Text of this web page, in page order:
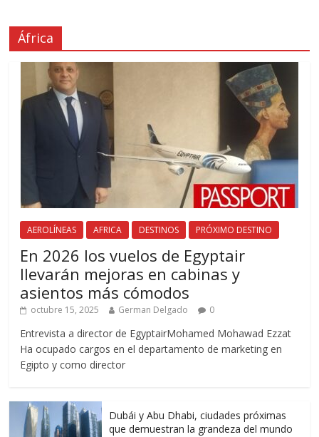
África
AEROLÍNEAS AFRICA DESTINOS PRÓXIMO DESTINO
En 2026 los vuelos de Egyptair
llevarán mejoras en cabinas y
asientos más cómodos
octubre 15, 2025 German Delgado 0
Entrevista a director de EgyptairMohamed Mohawad Ezzat
Ha ocupado cargos en el departamento de marketing en
Egipto y como director
Dubái y Abu Dhabi, ciudades próximas
que demuestran la grandeza del mundo